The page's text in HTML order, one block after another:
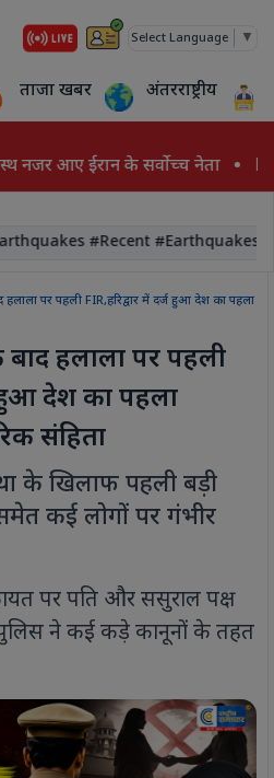
Select Language ▼
ताजा खबर अंतरराष्ट्रीय
नजर आए ईरान के सर्वोच्च नेता
#Recent #Earthquakes
हलाला पर पहली FIR,हरिद्वार में दर्ज हुआ देश का पहला
हलाला पर पहली
हुआ देश का पहला
संहिता
के खिलाफ पहली बड़ी
कई लोगों पर गंभीर
पर पति और ससुराल पक्ष
ने कई कड़े कानूनों के तहत